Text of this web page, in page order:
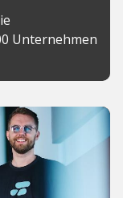
Unternehmen